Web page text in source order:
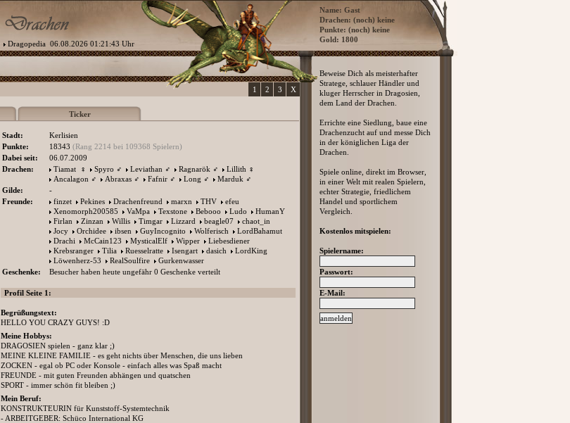
Name: Gast
Drachen: (noch) keine
Punkte: (noch) keine
Gold: 1800
Dragopedia 06.08.2026 01:21:43 Uhr
Beweise Dich als meisterhafter
Stratege, schlauer Händler und
kluger Herrscher in Dragosien,
dem Land der Drachen.
Errichte eine Siedlung, baue eine
Drachenzucht auf und messe Dich
in der königlichen Liga der
Drachen.
Spiele online, direkt im Browser,
in einer Welt mit realen Spielern,
echter Strategie, friedlichem
Handel und sportlichem
Vergleich.
Kostenlos mitspielen:
Spielername:
Passwort:
E-Mail:
X
3
2
1
Ticker
Stadt:
Kerlisien
Punkte:
18343 (Rang 2214 bei 109368 Spielern)
Dabei seit:
06.07.2009
Drachen:
Tiamat ♀ Spyro ♂ Leviathan ♂ Ragnarök ♂ Lillith ♀
Ancalagon ♂ Abraxas ♂ Fafnir ♂ Long ♂ Marduk ♂
Gilde:
-
Freunde:
finzet Pekines Drachenfreund marxn THV
efeu
Xenomorph200585
VaMpa Texstone Bebooo Ludo
HumanY
Firlan
Zinzan Willis Timgar Lizzard beagle07
chaot_in
Jocy
Orchidee ibsen GuyIncognito Wolferisch
LordBahamut
Drachi
McCain123 MysticalElf Wipper
Liebesdiener
Krebsranger
Tilia Ruesselratte Isengart dasich
LordKing
Löwenherz-53
RealSoulfire
Gurkenwasser
Geschenke:
Besucher haben heute ungefähr 0 Geschenke verteilt
Profil Seite 1:
Begrüßungstext:
HELLO YOU CRAZY GUYS! :D
Meine Hobbys:
DRAGOSIEN spielen - ganz klar ;)
MEINE KLEINE FAMILIE - es geht nichts über Menschen, die uns lieben
ZOCKEN - egal ob PC oder Konsole - einfach alles was Spaß macht
FREUNDE - mit guten Freunden abhängen und quatschen
SPORT - immer schön fit bleiben ;)
Mein Beruf:
KONSTRUKTEURIN für Kunststoff-Systemtechnik
- ARBEITGEBER: Schüco International KG